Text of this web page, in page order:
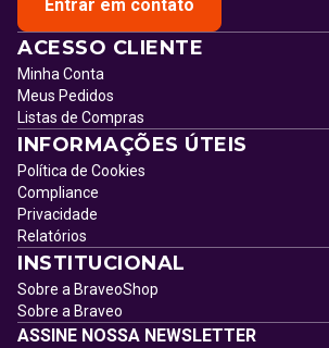
Entrar em contato
ACESSO CLIENTE
Minha Conta
Meus Pedidos
Listas de Compras
INFORMAÇÕES ÚTEIS
Política de Cookies
Compliance
Privacidade
Relatórios
INSTITUCIONAL
Sobre a BraveoShop
Sobre a Braveo
ASSINE NOSSA NEWSLETTER